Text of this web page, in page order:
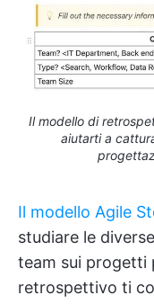
Il modello di
aiutarti a
Il modello Agile
studiare le
team sui progetti
retrospettivo ti